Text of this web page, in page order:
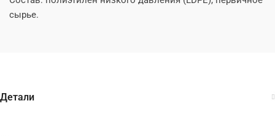
сырье.
Детали